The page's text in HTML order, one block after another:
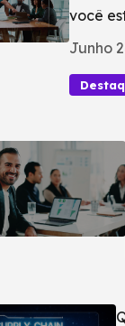
você
Junho